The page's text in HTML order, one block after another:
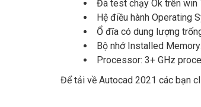
Đã test chạy Ok trên win
Hệ điều hành
Ổ đĩa có dung lượng
Bộ nhớ Installed
Processor: 3+ GHz
Để tải về Autocad 2021 các bạn